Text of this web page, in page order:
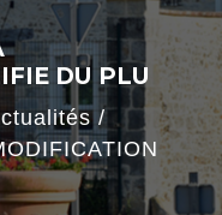
DU PLU
/